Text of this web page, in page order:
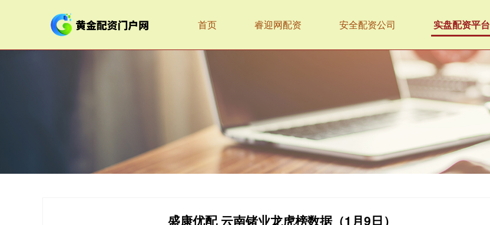
首页 睿迎网配资 安全配资公司 实盘配资平台
盛康优配 云南锗业龙虎榜数据（1月9日）